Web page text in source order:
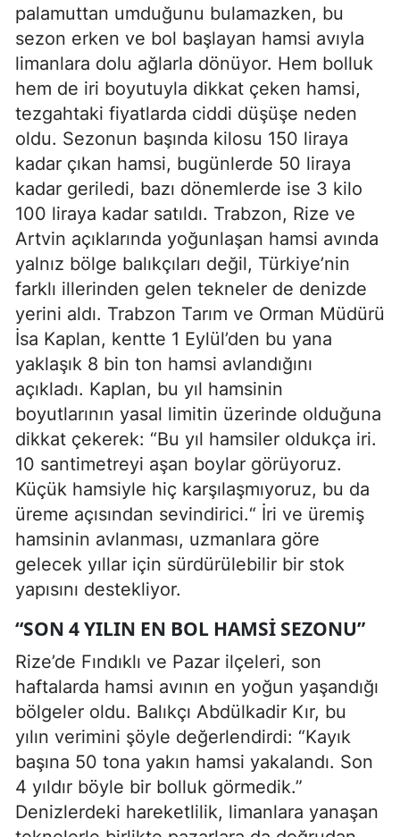
palamuttan umduğunu bulamazken, bu
sezon erken ve bol başlayan hamsi avıyla
limanlara dolu ağlarla dönüyor. Hem bolluk
hem de iri boyutuyla dikkat çeken hamsi,
tezgahtaki fiyatlarda ciddi düşüşe neden
oldu. Sezonun başında kilosu 150 liraya
kadar çıkan hamsi, bugünlerde 50 liraya
kadar geriledi, bazı dönemlerde ise 3 kilo
100 liraya kadar satıldı. Trabzon, Rize ve
Artvin açıklarında yoğunlaşan hamsi avında
yalnız bölge balıkçıları değil, Türkiye’nin
farklı illerinden gelen tekneler de denizde
yerini aldı. Trabzon Tarım ve Orman Müdürü
İsa Kaplan, kentte 1 Eylül’den bu yana
yaklaşık 8 bin ton hamsi avlandığını
açıkladı. Kaplan, bu yıl hamsinin
boyutlarının yasal limitin üzerinde olduğuna
dikkat çekerek: “Bu yıl hamsiler oldukça iri.
10 santimetreyi aşan boylar görüyoruz.
Küçük hamsiyle hiç karşılaşmıyoruz, bu da
üreme açısından sevindirici.“ İri ve üremiş
hamsinin avlanması, uzmanlara göre
gelecek yıllar için sürdürülebilir bir stok
yapısını destekliyor.
“SON 4 YILIN EN BOL HAMSI SEZONU”
Rize’de Fındıklı ve Pazar ilçeleri, son
haftalarda hamsi avının en yoğun yaşandığı
bölgeler oldu. Balıkçı Abdülkadir Kır, bu
yılın verimini şöyle değerlendirdi: “Kayık
başına 50 tona yakın hamsi yakalandı. Son
4 yıldır böyle bir bolluk görmedik.”
Denizlerdeki hareketlilik, limanlara yanaşan